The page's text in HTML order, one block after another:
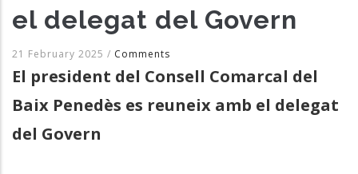
el delegat del Govern
21 February 2025 / Comments
El president del Consell Comarcal del
Baix Penedès es reuneix amb el delegat
del Govern